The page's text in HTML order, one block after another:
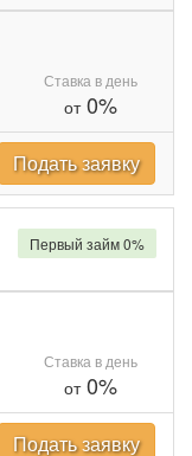
Ставка в день
от0%
Подать заявку
Ставка в день
от0%
Первый займ 0%
Подать заявку